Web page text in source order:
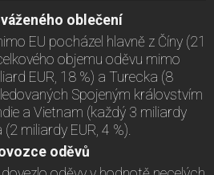
oblečení
EU pocházel hlavně z Číny (21
objemu oděvu mimo
EUR, 18 %) a Turecka (8
Spojeným královstvím
a Vietnam (každý 3 miliardy
miliardy EUR, 4 %).
oděvů